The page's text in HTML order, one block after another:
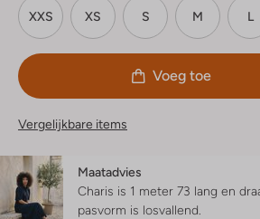
XXS XS S M L
Voeg toe
Vergelijkbare items
Maatadvies
Charis is 1 meter 73 lang en
pasvorm is losvallend